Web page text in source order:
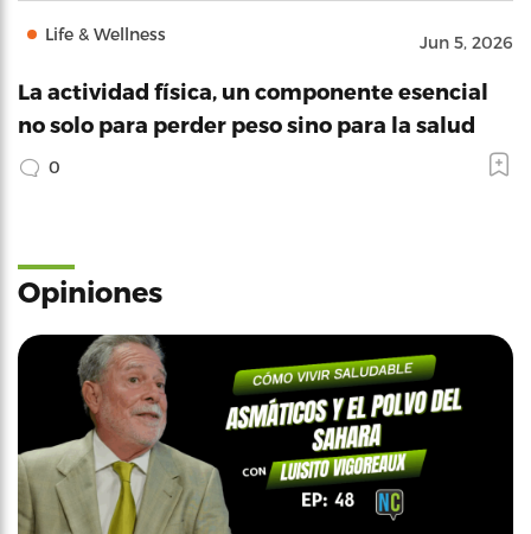
Life & Wellness Jun 5, 2026
La actividad física, un componente esencial
no solo para perder peso sino para la salud
0
Opiniones